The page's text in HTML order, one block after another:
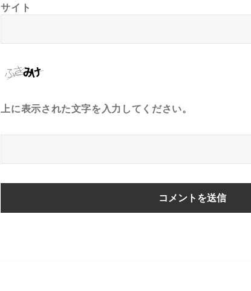
サイト
上に表示された文字を入力してください。